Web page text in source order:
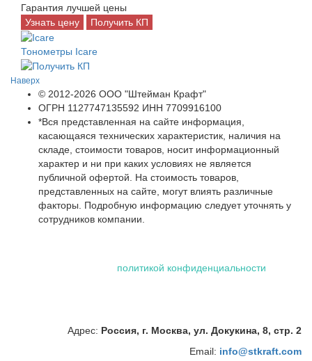
Гарантия лучшей цены
Узнать цену
Получить КП
Тонометры Icare
Наверх
© 2012-2026 ООО "Штейман Крафт"
ОГРН 1127747135592 ИНН 7709916100
*Вся представленная на сайте информация,
касающаяся технических характеристик, наличия на
складе, стоимости товаров, носит информационный
характер и ни при каких условиях не является
публичной офертой. На стоимость товаров,
представленных на сайте, могут влиять различные
факторы. Подробную информацию следует уточнять у
сотрудников компании.
политикой конфиденциальности
Адрес: Россия, г. Москва, ул. Докукина, 8, стр. 2
Email: info@stkraft.com